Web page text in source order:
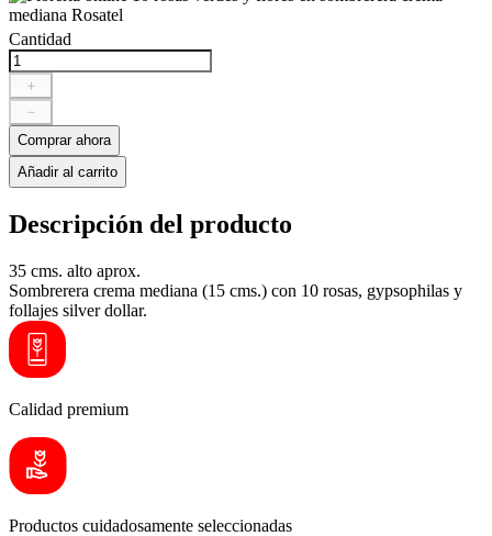
Cantidad
＋
－
Comprar ahora
Añadir al carrito
Descripción del producto
35 cms. alto aprox.
Sombrerera crema mediana (15 cms.) con 10 rosas, gypsophilas y
follajes silver dollar.
Calidad premium
Productos cuidadosamente seleccionadas